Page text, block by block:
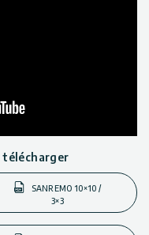
télécharger
SANREMO 10×10 /
3×3